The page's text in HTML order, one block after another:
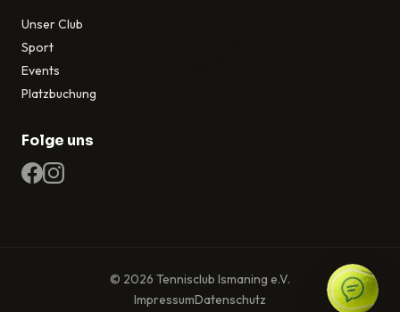
Unser Club
Sport
Events
Platzbuchung
Folge uns
© 2026 Tennisclub Ismaning e.V.
ImpressumDatenschutz